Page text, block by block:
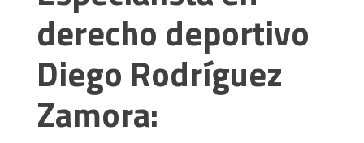
derecho deportivo
Diego Rodríguez
Zamora: